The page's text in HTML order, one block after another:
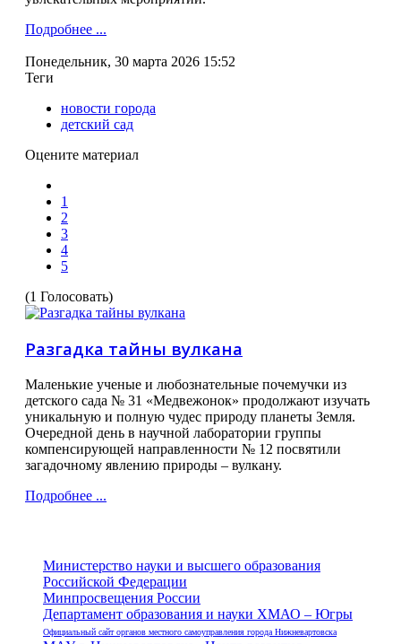
Подробнее ...
Понедельник, 30 марта 2026 15:52
Теги
новости города
детский сад
Оцените материал
1
2
3
4
5
(1 Голосовать)
Разгадка тайны вулкана
Маленькие ученые и любознательные почемучки из
детского сада № 31 «Медвежонок» продолжают изучать
уникальную и полную чудес природу планеты Земля.
Очередной день в научной лаборатории группы
компенсирующей направленности № 12 посвятили
загадочному явлению природы – вулкану.
Подробнее ...
Министерство науки и высшего образования
Российской Федерации
Минпросвещения России
Департамент образования и науки ХМАО – Югры
Официальный сайт органов местного самоуправления города Нижневартовска